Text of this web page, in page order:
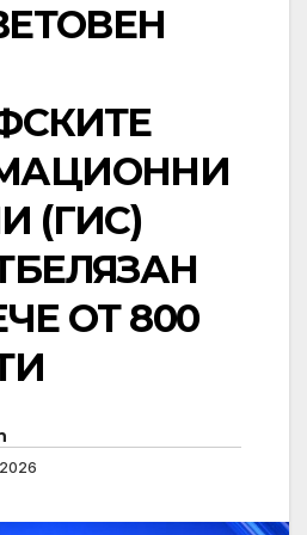
(ГИС)
ОТ 800